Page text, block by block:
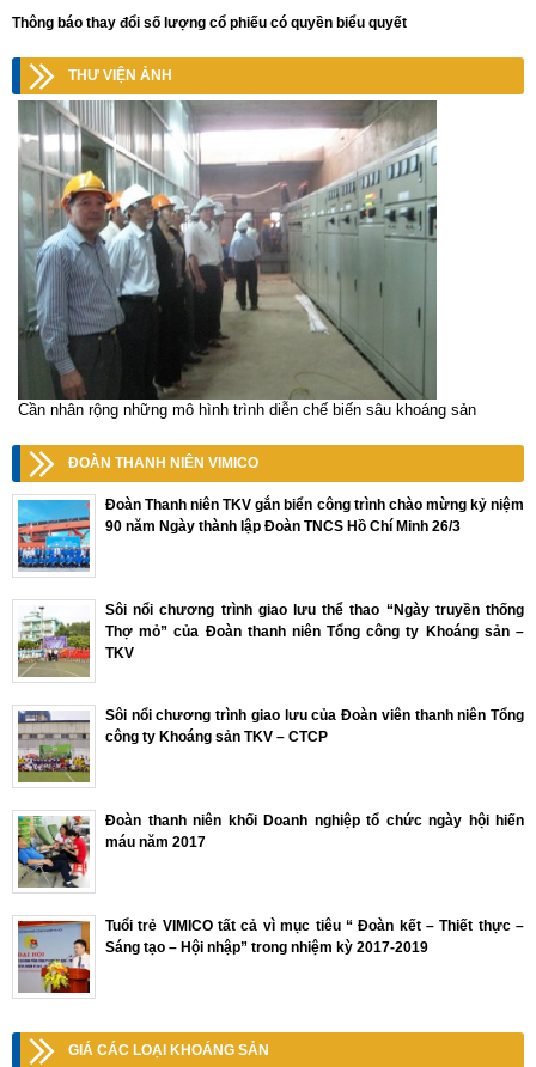
Thông báo thay đổi số lượng cổ phiếu có quyền biểu quyết
THƯ VIỆN ẢNH
Cần nhân rộng những mô hình trình diễn chế biến sâu khoáng sản
ĐOÀN THANH NIÊN VIMICO
Đoàn Thanh niên TKV gắn biển công trình chào mừng kỷ niệm
90 năm Ngày thành lập Đoàn TNCS Hồ Chí Minh 26/3
Sôi nổi chương trình giao lưu thể thao “Ngày truyền thống
Thợ mỏ” của Đoàn thanh niên Tổng công ty Khoáng sản –
TKV
Sôi nổi chương trình giao lưu của Đoàn viên thanh niên Tổng
công ty Khoáng sản TKV – CTCP
Đoàn thanh niên khối Doanh nghiệp tổ chức ngày hội hiến
máu năm 2017
Tuổi trẻ VIMICO tất cả vì mục tiêu “ Đoàn kết – Thiết thực –
Sáng tạo – Hội nhập” trong nhiệm kỳ 2017-2019
GIÁ CÁC LOẠI KHOÁNG SẢN